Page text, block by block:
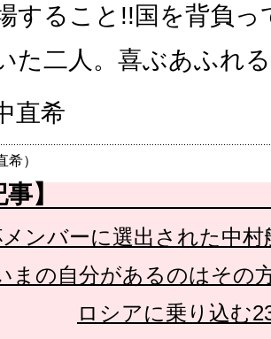
すること!!国を背負
た二人。喜ぶあふれ
直希
希）
】
メンバーに選出された中
まの自分があるのはその
ロシアに乗り込む